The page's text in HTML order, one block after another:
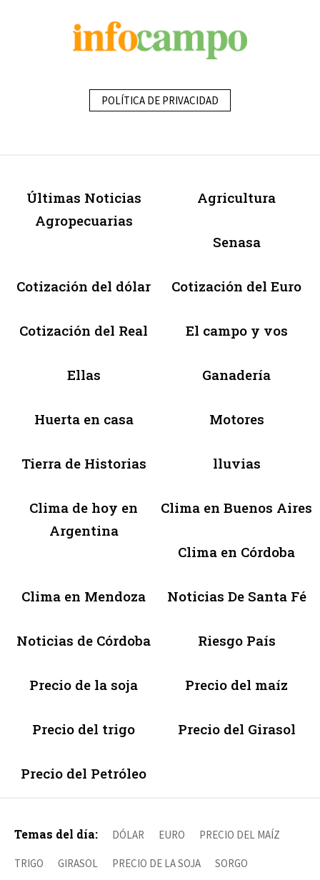
POLÍTICA DE PRIVACIDAD
Últimas Noticias
Agropecuarias
Agricultura
Senasa
Cotización del dólar Cotización del Euro
Cotización del Real El campo y vos
Ellas Ganadería
Huerta en casa Motores
Tierra de Historias lluvias
Clima de hoy en
Argentina
Clima en Buenos Aires
Clima en Córdoba
Clima en Mendoza Noticias De Santa Fé
Noticias de Córdoba Riesgo País
Precio de la soja Precio del maíz
Precio del trigo Precio del Girasol
Precio del Petróleo
Temas del día: DÓLAR EURO PRECIO DEL MAÍZ
TRIGO GIRASOL PRECIO DE LA SOJA SORGO